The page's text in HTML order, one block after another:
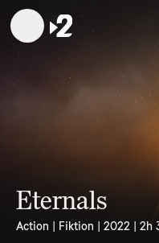
Eternals
Action | Fiktion | 2022 | 2h